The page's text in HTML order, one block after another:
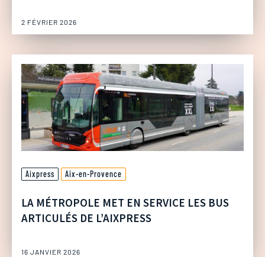
2 FÉVRIER 2026
Aixpress Aix-en-Provence
LA MÉTROPOLE MET EN SERVICE LES BUS
ARTICULÉS DE L’AIXPRESS
16 JANVIER 2026